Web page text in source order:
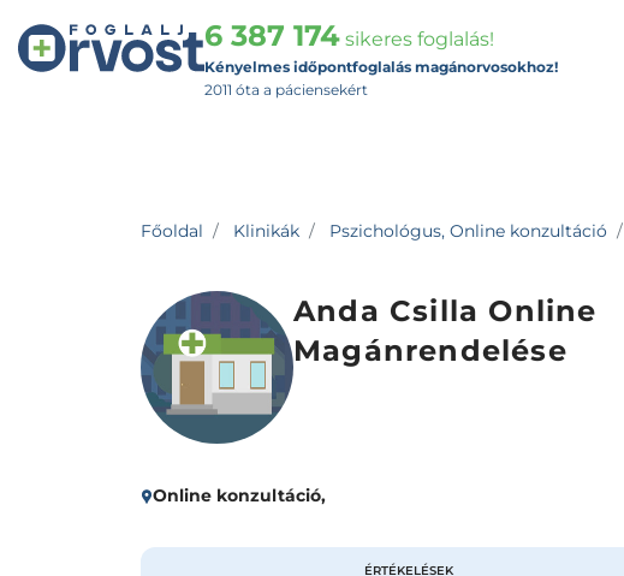
6 387 174 sikeres foglalás!
Kényelmes időpontfoglalás magánorvosokhoz!
2011 óta a páciensekért
Főoldal Klinikák Pszichológus, Online konzultáció
Anda Csilla Online
Magánrendelése
ÉRTÉKELÉSEK
Online konzultáció,